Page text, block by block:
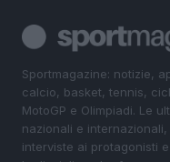
Sportmagazine: notizie,
calcio, basket, tennis,
MotoGP e Olimpiadi. Le
nazionali e
interviste ai protagonisti